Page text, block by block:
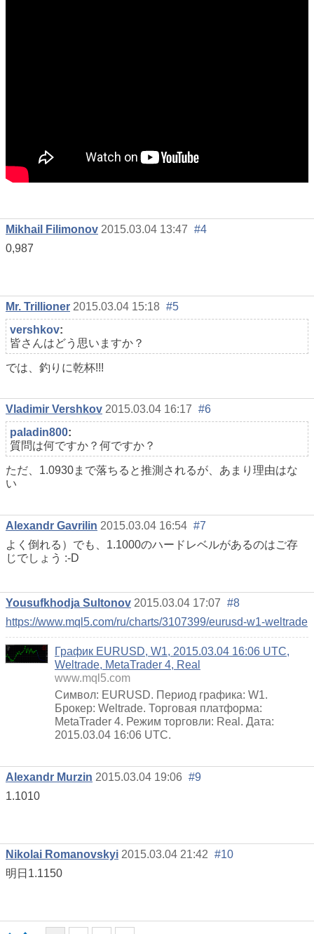
Mikhail Filimonov 2015.03.04 13:47 #4
0,987
Mr. Trillioner 2015.03.04 15:18 #5
vershkov:
皆さんはどう思いますか？
では、釣りに乾杯!!!
Vladimir Vershkov 2015.03.04 16:17 #6
paladin800:
質問は何ですか？何ですか？
ただ、1.0930まで落ちると推測されるが、あまり理由はな
い
Alexandr Gavrilin 2015.03.04 16:54 #7
よく倒れる）でも、1.1000のハードレベルがあるのはご存
じでしょう :-D
Yousufkhodja Sultonov 2015.03.04 17:07 #8
https://www.mql5.com/ru/charts/3107399/eurusd-w1-weltrade
График EURUSD, W1, 2015.03.04 16:06 UTC,
Weltrade, MetaTrader 4, Real
www.mql5.com
Символ: EURUSD. Период графика: W1.
Брокер: Weltrade. Торговая платформа:
MetaTrader 4. Режим торговли: Real. Дата:
2015.03.04 16:06 UTC.
Alexandr Murzin 2015.03.04 19:06 #9
1.1010
Nikolai Romanovskyi 2015.03.04 21:42 #10
明日1.1150